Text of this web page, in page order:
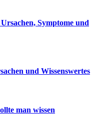
Symptome und
und Wissenswertes
man wissen